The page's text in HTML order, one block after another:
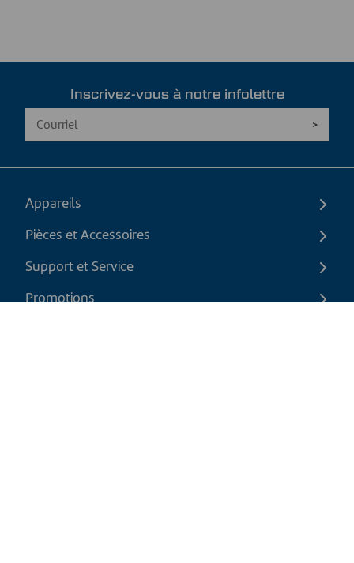
Inscrivez-vous à notre infolettre
Appareils
Pièces et Accessoires
Support et Service
Promotions